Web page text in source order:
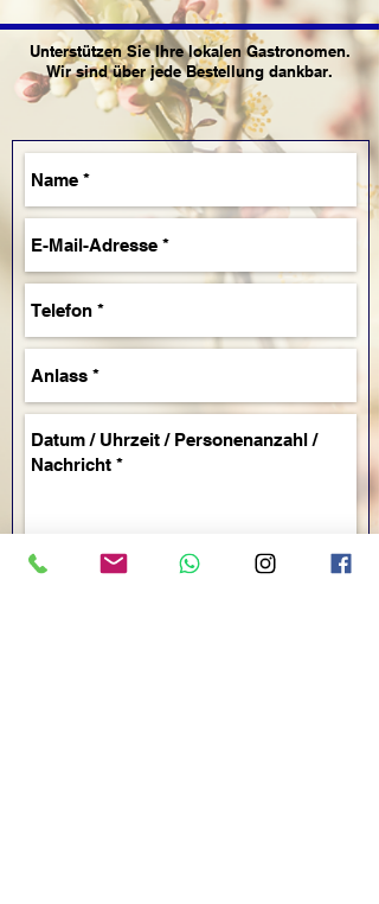
Unterstützen Sie Ihre lokalen Gastronomen.
Wir sind über jede Bestellung dankbar.